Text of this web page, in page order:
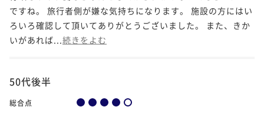
ですね。 旅行者側が嫌な気持ちになります。 施設の方にはい
ろいろ確認して頂いてありがとうございました。 また、きか
いがあれば... 続きをよむ
50代後半
総合点